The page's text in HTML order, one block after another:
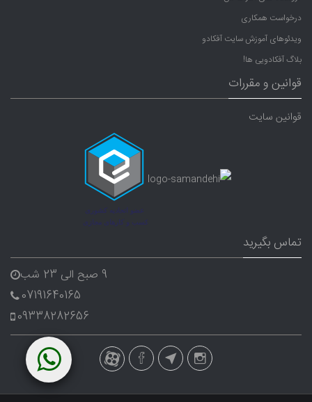
درخواست همکاری
ویدئوهای آموزش سایت آفکادو
بلاگ آفکادویی ها!
قوانین و مقررات
قوانین سایت
تماس بگیرید
9 صبح الی 23 شب
07191640165
09338282656